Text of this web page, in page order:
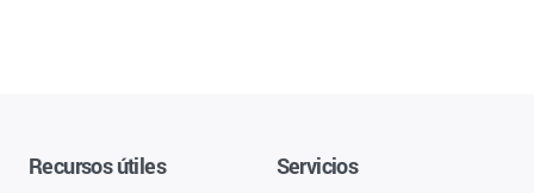
Recursos útiles Servicios